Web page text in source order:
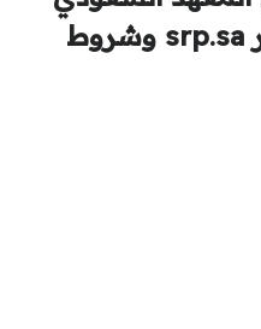
للخطوط الحديدية عبر srp.sa وشروط